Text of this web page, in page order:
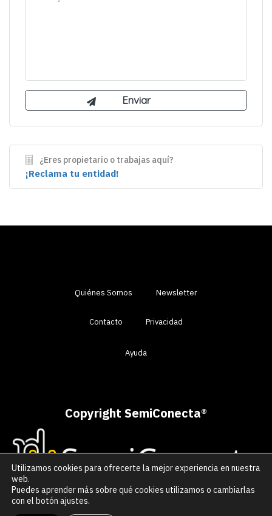
¿Eres propietario o trabajas aquí?
¡Reclama tu entidad!
Quiénes Somos Newsletter
Contacto Privacidad
Ayuda
Copyright SemiConecta®
Utilizamos cookies para ofrecerte la mejor experiencia en nuestra
web.
Puedes aprender más sobre qué cookies utilizamos o cambiarlas
con el botón ajustes.